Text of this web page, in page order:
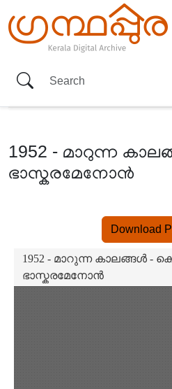
1952 - മാറുന്ന
ഭാസ്കരമേനോൻ
Download